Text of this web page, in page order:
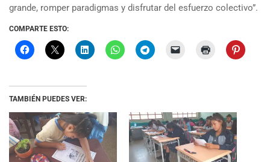
grande, romper paradigmas y disfrutar del esfuerzo colectivo”.
COMPARTE ESTO:
TAMBIÉN PUEDES VER: